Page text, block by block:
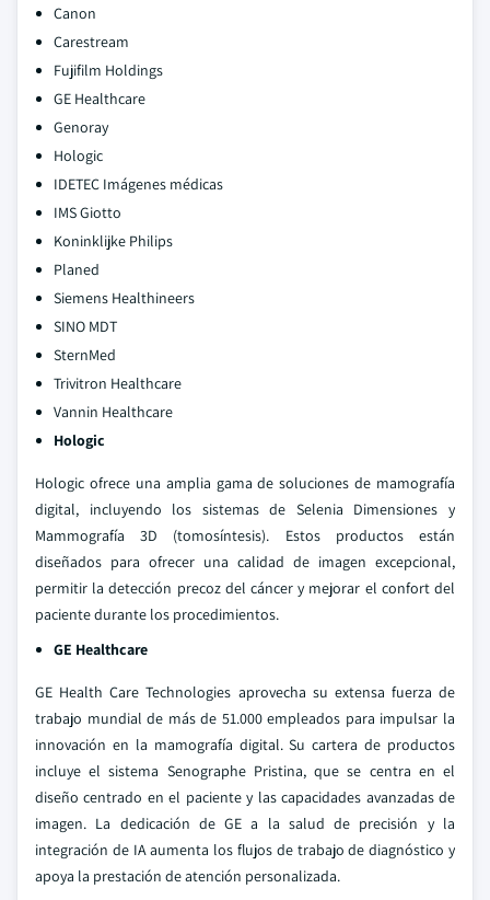
Canon
Carestream
Fujifilm Holdings
GE Healthcare
Genoray
Hologic
IDETEC Imágenes médicas
IMS Giotto
Koninklijke Philips
Planed
Siemens Healthineers
SINO MDT
SternMed
Trivitron Healthcare
Vannin Healthcare
Hologic
Hologic ofrece una amplia gama de soluciones de mamografía
digital, incluyendo los sistemas de Selenia Dimensiones y
Mammografía 3D (tomosíntesis). Estos productos están
diseñados para ofrecer una calidad de imagen excepcional,
permitir la detección precoz del cáncer y mejorar el confort del
paciente durante los procedimientos.
GE Healthcare
GE Health Care Technologies aprovecha su extensa fuerza de
trabajo mundial de más de 51.000 empleados para impulsar la
innovación en la mamografía digital. Su cartera de productos
incluye el sistema Senographe Pristina, que se centra en el
diseño centrado en el paciente y las capacidades avanzadas de
imagen. La dedicación de GE a la salud de precisión y la
integración de IA aumenta los flujos de trabajo de diagnóstico y
apoya la prestación de atención personalizada.